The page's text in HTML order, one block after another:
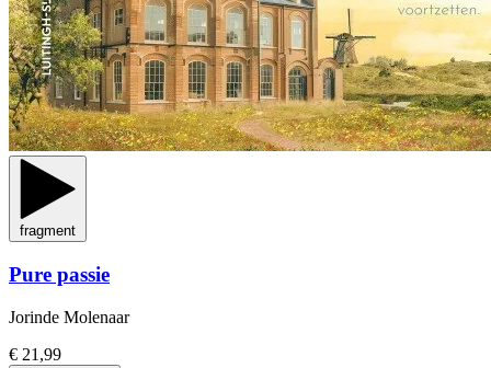
fragment
Pure passie
Jorinde Molenaar
€ 21,99